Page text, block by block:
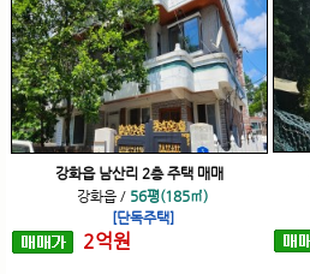
강화읍 남산리 2층 주택 매매
강화읍 / 56평(185㎡)
[단독주택]
2억원